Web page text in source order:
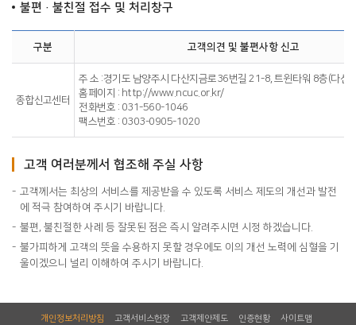
불편·불친절 접수 및 처리창구
구분 고객의견 및 불편사항 신고
종합신고센터
주 소 :경기도 남양주시 다산지금로36번길 21-8, 트윈타워 8층(다산
홈페이지 : http://www.ncuc.or.kr/
전화번호 : 031-560-1046
팩스번호 : 0303-0905-1020
고객 여러분께서 협조해 주실 사항
고객께서는 최상의 서비스를 제공받을 수 있도록 서비스 제도의 개선과 발전
에 적극 참여하여 주시기 바랍니다.
불편, 불친절한 사례 등 잘못된 점은 즉시 알려주시면 시정 하겠습니다.
불가피하게 고객의 뜻을 수용하지 못할 경우에도 이의 개선 노력에 심혈을 기
울이겠으니 널리 이해하여 주시기 바랍니다.
개인정보처리방침 고객서비스헌장 고객제안제도 인증현황 사이트맵